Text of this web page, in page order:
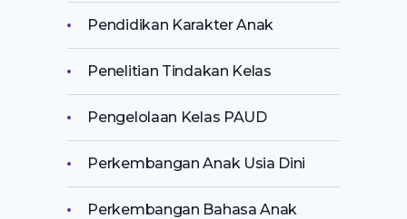
Pendidikan Karakter Anak
Penelitian Tindakan Kelas
Pengelolaan Kelas PAUD
Perkembangan Anak Usia Dini
Perkembangan Bahasa Anak